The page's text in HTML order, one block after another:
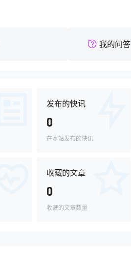
我的问答
发布的快讯
0
在本站发布的快讯
收藏的文章
0
收藏的文章数量